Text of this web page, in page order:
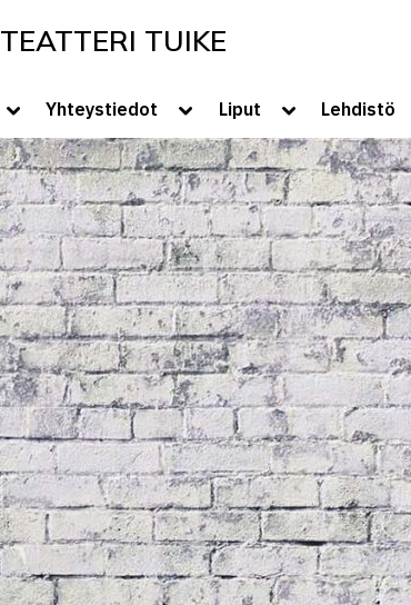
TEATTERI TUIKE
Toggle
menu
Yhteystiedot Toggle
menu
Liput Toggle
menu
Lehdistö